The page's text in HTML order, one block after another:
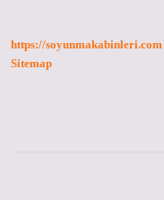
https://soyunmakabinleri.com
Sitemap